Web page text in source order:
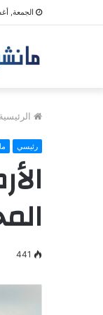
الجمعة,
الرئيسية
رئيسي
441